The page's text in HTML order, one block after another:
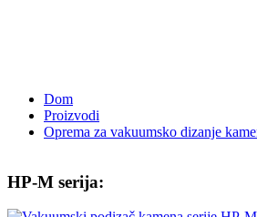
Dom
Proizvodi
Oprema za vakuumsko dizanje
HP-M serija: